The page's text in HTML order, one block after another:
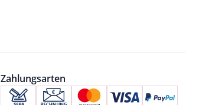
Zahlungsarten